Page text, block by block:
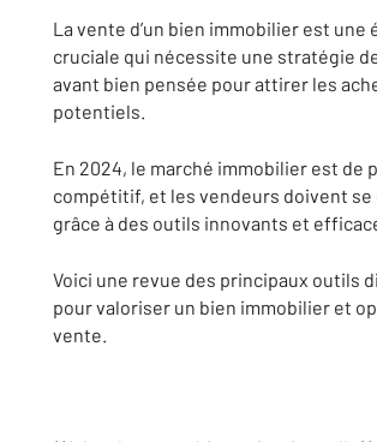
La vente d’un bien immobilier est une
cruciale qui nécessite une stratégie
avant bien pensée pour attirer les
potentiels.
En 2024, le marché immobilier est de
compétitif, et les vendeurs doivent se
grâce à des outils innovants et
Voici une revue des principaux outils
pour valoriser un bien immobilier et
vente.